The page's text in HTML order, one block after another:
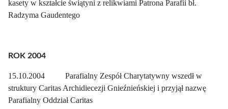
kasety w kształcie świątyni z relikwiami Patrona Parafii bł.
Radzyma Gaudentego
ROK 2004
15.10.2004 Parafialny Zespół Charytatywny wszedł w
struktury Caritas Archidiecezji Gnieźnieńskiej i przyjął nazwę
Parafialny Oddział Caritas